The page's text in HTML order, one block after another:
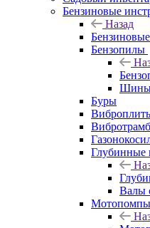
Бензиновые
Назад
Бензопилы
Шины
Буры
Глубинные
Валы
Мотопомпы